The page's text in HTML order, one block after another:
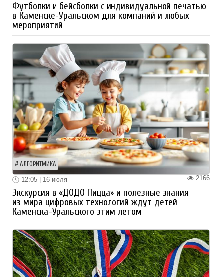
Футболки и бейсболки с индивидуальной печатью
в Каменске-Уральском для компаний и любых
мероприятий
АЛГОРИТМИКА
2166
12:05 | 16 июля
Экскурсия в «ДОДО Пицца» и полезные знания
из мира цифровых технологий ждут детей
Каменска-Уральского этим летом